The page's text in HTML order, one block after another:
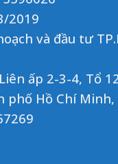
2019
và đầu tư
ấp 2-3-4, Tổ
phố Hồ Chí